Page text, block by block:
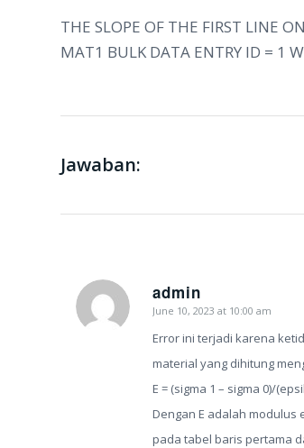
THE SLOPE OF THE FIRST LINE
MAT1 BULK DATA ENTRY ID = 1
Jawaban:
admin
says:
June 10, 2023 at 10:00 am
Error ini terjadi karena
material yang dihitung
E = (sigma 1 – sigma 0)/
Dengan E adalah
pada tabel baris pertama